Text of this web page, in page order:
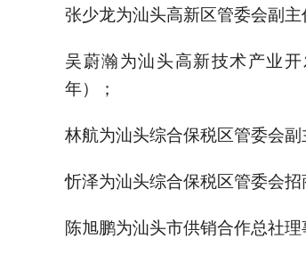
张少龙为汕头高新区管委会副主
吴蔚瀚为汕头高新技术产业
年）；
林航为汕头综合保税区管委会副
忻泽为汕头综合保税区管委会招
陈旭鹏为汕头市供销合作总社理